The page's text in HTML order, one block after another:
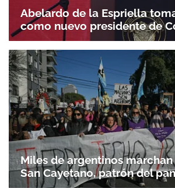
Abelardo de la Espriella
como nuevo presidente de
Miles de argentinos
San Cayetano, patrón del